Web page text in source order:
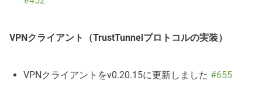
VPNクライアント（TrustTunnelプロトコルの実装）
VPNクライアントをv0.20.15に更新しました #655